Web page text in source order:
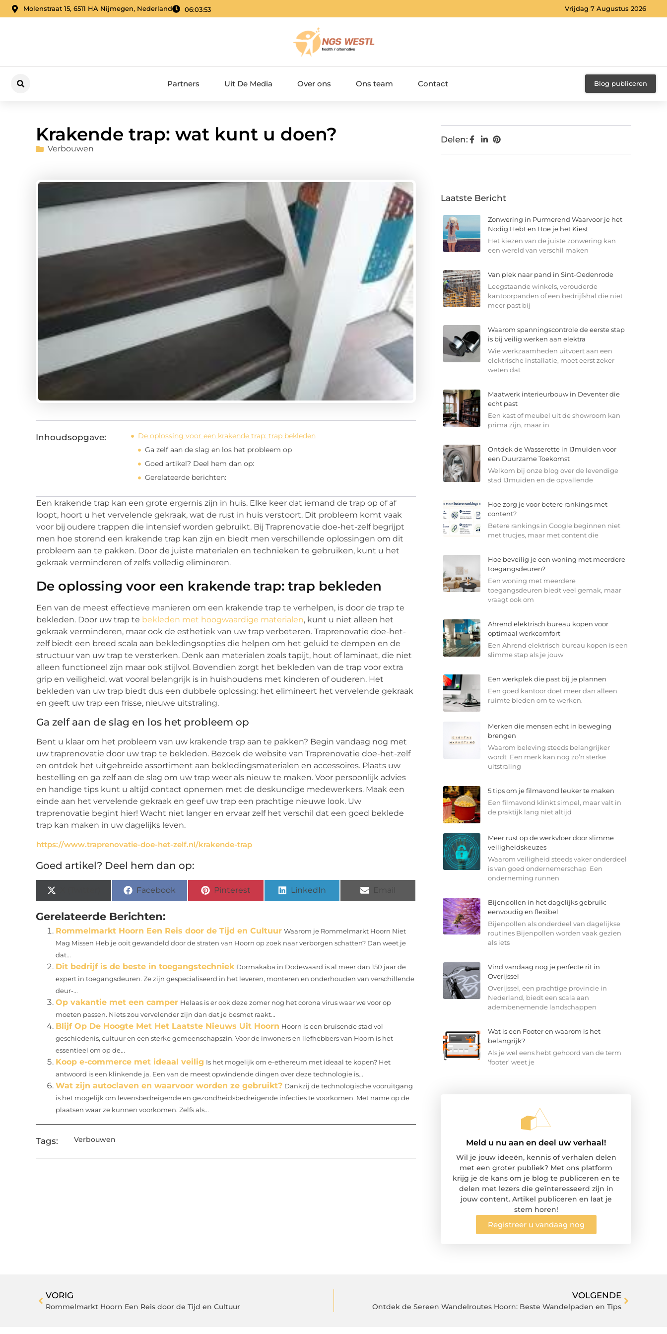
Molenstraat 15, 6511 HA Nijmegen, Nederland 06:03:54 Vrijdag 7 Augustus 2026
Partners Uit De Media Over ons Ons team Contact Blog publiceren
Krakende trap: wat kunt u doen?
Verbouwen
Inhoudsopgave:
De oplossing voor een krakende trap: trap bekleden
Ga zelf aan de slag en los het probleem op
Goed artikel? Deel hem dan op:
Gerelateerde berichten:
Een krakende trap kan een grote ergernis zijn in huis. Elke keer dat iemand de trap op of af
loopt, hoort u het vervelende gekraak, wat de rust in huis verstoort. Dit probleem komt vaak
voor bij oudere trappen die intensief worden gebruikt. Bij Traprenovatie doe-het-zelf begrijpt
men hoe storend een krakende trap kan zijn en biedt men verschillende oplossingen om dit
probleem aan te pakken. Door de juiste materialen en technieken te gebruiken, kunt u het
gekraak verminderen of zelfs volledig elimineren.
De oplossing voor een krakende trap: trap bekleden
Een van de meest effectieve manieren om een krakende trap te verhelpen, is door de trap te
bekleden. Door uw trap te bekleden met hoogwaardige materialen, kunt u niet alleen het
gekraak verminderen, maar ook de esthetiek van uw trap verbeteren. Traprenovatie doe-het-
zelf biedt een breed scala aan bekledingsopties die helpen om het geluid te dempen en de
structuur van uw trap te versterken. Denk aan materialen zoals tapijt, hout of laminaat, die niet
alleen functioneel zijn maar ook stijlvol. Bovendien zorgt het bekleden van de trap voor extra
grip en veiligheid, wat vooral belangrijk is in huishoudens met kinderen of ouderen. Het
bekleden van uw trap biedt dus een dubbele oplossing: het elimineert het vervelende gekraak
en geeft uw trap een frisse, nieuwe uitstraling.
Ga zelf aan de slag en los het probleem op
Bent u klaar om het probleem van uw krakende trap aan te pakken? Begin vandaag nog met
uw traprenovatie door uw trap te bekleden. Bezoek de website van Traprenovatie doe-het-zelf
en ontdek het uitgebreide assortiment aan bekledingsmaterialen en accessoires. Plaats uw
bestelling en ga zelf aan de slag om uw trap weer als nieuw te maken. Voor persoonlijk advies
en handige tips kunt u altijd contact opnemen met de deskundige medewerkers. Maak een
einde aan het vervelende gekraak en geef uw trap een prachtige nieuwe look. Uw
traprenovatie begint hier! Wacht niet langer en ervaar zelf het verschil dat een goed beklede
trap kan maken in uw dagelijks leven.
https://www.traprenovatie-doe-het-zelf.nl/krakende-trap
Goed artikel? Deel hem dan op:
Facebook Pinterest LinkedIn
Gerelateerde Berichten:
Rommelmarkt Hoorn Een Reis door de Tijd en Cultuur Waarom je Rommelmarkt Hoorn Niet
Mag Missen Heb je ooit gewandeld door de straten van Hoorn op zoek naar verborgen schatten? Dan weet je
dat...
Dit bedrijf is de beste in toegangstechniek Dormakaba in Dodewaard is al meer dan 150 jaar de
expert in toegangsdeuren. Ze zijn gespecialiseerd in het leveren, monteren en onderhouden van verschillende
deur-...
Op vakantie met een camper Helaas is er ook deze zomer nog het corona virus waar we voor op
moeten passen. Niets zou vervelender zijn dan dat je besmet raakt...
Blijf Op De Hoogte Met Het Laatste Nieuws Uit Hoorn Hoorn is een bruisende stad vol
geschiedenis, cultuur en een sterke gemeenschapszin. Voor de inwoners en liefhebbers van Hoorn is het
essentieel om op de...
Koop e-commerce met ideaal veilig Is het mogelijk om e-ethereum met ideaal te kopen? Het
antwoord is een klinkende ja. Een van de meest opwindende dingen over deze technologie is...
Wat zijn autoclaven en waarvoor worden ze gebruikt? Dankzij de technologische vooruitgang
is het mogelijk om levensbedreigende en gezondheidsbedreigende infecties te voorkomen. Met name op de
plaatsen waar ze kunnen voorkomen. Zelfs als...
Tags: Verbouwen
Delen:
Laatste Bericht
Zonwering in Purmerend Waarvoor je het
Nodig Hebt en Hoe je het Kiest
Het kiezen van de juiste zonwering kan
een wereld van verschil maken
Van plek naar pand in Sint-Oedenrode
Leegstaande winkels, verouderde
kantoorpanden of een bedrijfshal die niet
meer past bij
Waarom spanningscontrole de eerste stap
is bij veilig werken aan elektra
Wie werkzaamheden uitvoert aan een
elektrische installatie, moet eerst zeker
weten dat
Maatwerk interieurbouw in Deventer die
echt past
Een kast of meubel uit de showroom kan
prima zijn, maar in
Ontdek de Wasserette in IJmuiden voor
een Duurzame Toekomst
Welkom bij onze blog over de levendige
stad IJmuiden en de opvallende
Hoe zorg je voor betere rankings met
content?
Betere rankings in Google beginnen niet
met trucjes, maar met content die
Hoe beveilig je een woning met meerdere
toegangsdeuren?
Een woning met meerdere
toegangsdeuren biedt veel gemak, maar
vraagt ook om
Ahrend elektrisch bureau kopen voor
optimaal werkcomfort
Een Ahrend elektrisch bureau kopen is een
slimme stap als je jouw
Een werkplek die past bij je plannen
Een goed kantoor doet meer dan alleen
ruimte bieden om te werken.
Merken die mensen echt in beweging
brengen
Waarom beleving steeds belangrijker
wordt Een merk kan nog zo’n sterke
uitstraling
5 tips om je filmavond leuker te maken
Een filmavond klinkt simpel, maar valt in
de praktijk lang niet altijd
Meer rust op de werkvloer door slimme
veiligheidskeuzes
Waarom veiligheid steeds vaker onderdeel
is van goed ondernemerschap Een
onderneming runnen
Bijenpollen in het dagelijks gebruik:
eenvoudig en flexibel
Bijenpollen als onderdeel van dagelijkse
routines Bijenpollen worden vaak gezien
als iets
Vind vandaag nog je perfecte rit in
Overijssel
Overijssel, een prachtige provincie in
Nederland, biedt een scala aan
adembenemende landschappen
Wat is een Footer en waarom is het
belangrijk?
Als je wel eens hebt gehoord van de term
‘footer’ weet je
Meld u nu aan en deel uw verhaal!
Wil je jouw ideeën, kennis of verhalen delen
met een groter publiek? Met ons platform
krijg je de kans om je blog te publiceren en te
delen met lezers die geïnteresseerd zijn in
jouw content. Artikel publiceren en laat je
stem horen!
Registreer u vandaag nog
VORIG
Rommelmarkt Hoorn Een Reis door de Tijd en Cultuur
VOLGENDE
Ontdek de Sereen Wandelroutes Hoorn: Beste Wandelpaden en Tips